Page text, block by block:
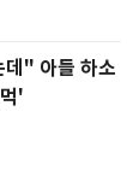
데" 아들 하소
'